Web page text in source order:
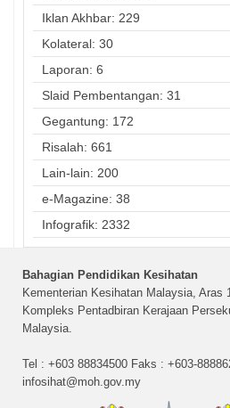
Iklan Akhbar: 229
Kolateral: 30
Laporan: 6
Slaid Pembentangan: 31
Gegantung: 172
Risalah: 661
Lain-lain: 200
e-Magazine: 38
Infografik: 2332
Bahagian Pendidikan Kesihatan
Kementerian Kesihatan Malaysia, Aras
Kompleks Pentadbiran Kerajaan
Malaysia.
Tel : +603 88834500 Faks : +603-
infosihat@moh.gov.my